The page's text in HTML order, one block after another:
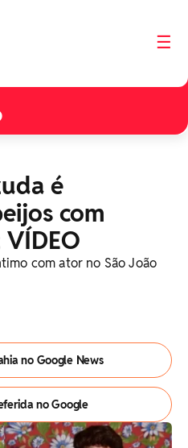
☰
é
com
com ator no São João
no Google News
no Google